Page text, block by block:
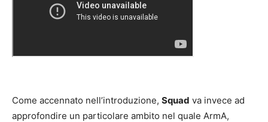
Come accennato nell’introduzione, Squad va invece ad
approfondire un particolare ambito nel quale ArmA,